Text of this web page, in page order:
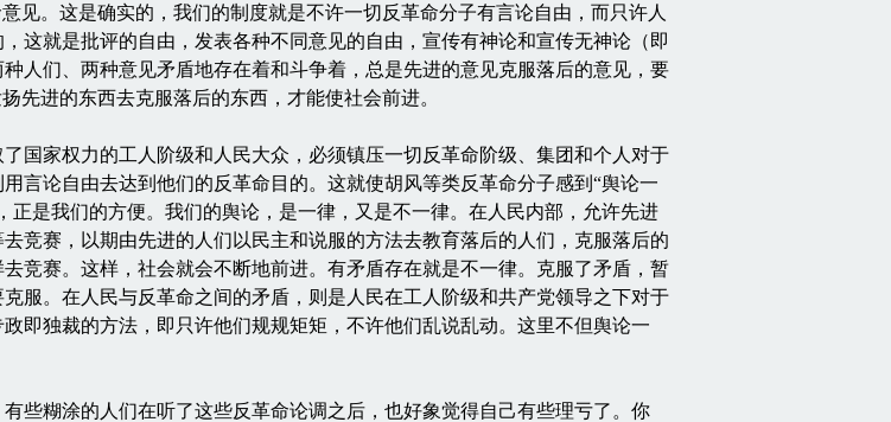
。这是确实的，我们的制度就是不许一切反革命分子有言论自由，而只许人
这就是批评的自由，发表各种不同意见的自由，宣传有神论和宣传无神论（即
人们、两种意见矛盾地存在着和斗争着，总是先进的意见克服落后的意见，要
先进的东西去克服落后的东西，才能使社会前进。
家权力的工人阶级和人民大众，必须镇压一切反革命阶级、集团和个人对于
言论自由去达到他们的反革命目的。这就使胡风等类反革命分子感到“舆论一
是我们的方便。我们的舆论，是一律，又是不一律。在人民内部，允许先进
竞赛，以期由先进的人们以民主和说服的方法去教育落后的人们，克服落后的
竞赛。这样，社会就会不断地前进。有矛盾存在就是不一律。克服了矛盾，暂
服。在人民与反革命之间的矛盾，则是人民在工人阶级和共产党领导之下对于
即独裁的方法，即只许他们规规矩矩，不许他们乱说乱动。这里不但舆论一
糊涂的人们在听了这些反革命论调之后，也好象觉得自己有些理亏了。你